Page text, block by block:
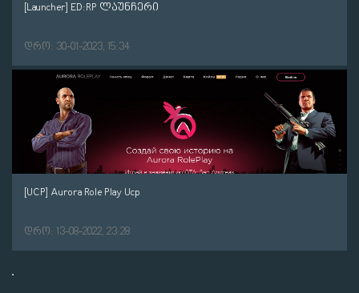
[Launcher] ED:RP ლაუნჩერი
დრო: 30-01-2023, 15:34
[UCP] Aurora Role Play Ucp
დრო: 13-08-2022, 23:28